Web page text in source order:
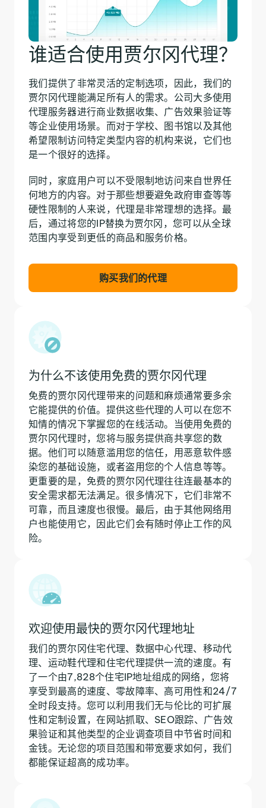
谁适合使用贾尔冈代理？
我们提供了非常灵活的定制选项，因此，我们的
贾尔冈代理能满足所有人的需求。公司大多使用
代理服务器进行商业数据收集、广告效果验证等
等企业使用场景。而对于学校、图书馆以及其他
希望限制访问特定类型内容的机构来说，它们也
是一个很好的选择。
同时，家庭用户可以不受限制地访问来自世界任
何地方的内容。对于那些想要避免政府审查等等
硬性限制的人来说，代理是非常理想的选择。最
后，通过将您的IP替换为贾尔冈，您可以从全球
范围内享受到更低的商品和服务价格。
购买我们的代理
为什么不该使用免费的贾尔冈代理
免费的贾尔冈代理带来的问题和麻烦通常要多余
它能提供的价值。提供这些代理的人可以在您不
知情的情况下掌握您的在线活动。当使用免费的
贾尔冈代理时，您将与服务提供商共享您的数
据。他们可以随意滥用您的信任，用恶意软件感
染您的基础设施，或者盗用您的个人信息等等。
更重要的是，免费的贾尔冈代理往往连最基本的
安全需求都无法满足。很多情况下，它们非常不
可靠，而且速度也很慢。最后，由于其他网络用
户也能使用它，因此它们会有随时停止工作的风
险。
欢迎使用最快的贾尔冈代理地址
我们的贾尔冈住宅代理、数据中心代理、移动代
理、运动鞋代理和住宅代理提供一流的速度。有
了一个由7,828个住宅IP地址组成的网络，您将
享受到最高的速度、零故障率、高可用性和24/7
全时段支持。您可以利用我们无与伦比的可扩展
性和定制设置，在网站抓取、SEO跟踪、广告效
果验证和其他类型的企业调查项目中节省时间和
金钱。无论您的项目范围和带宽要求如何，我们
都能保证超高的成功率。